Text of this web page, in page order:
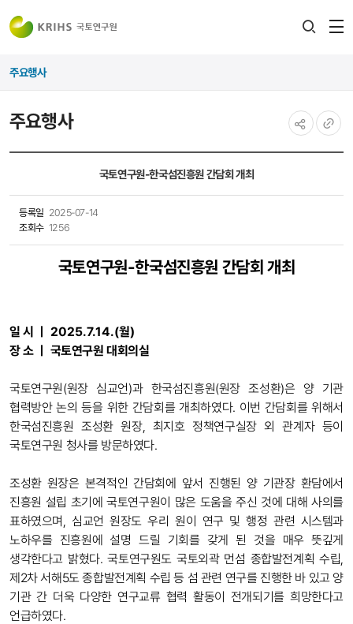
주요행사
주요행사
국토연구원-한국섬진흥원 간담회 개최
등록일 2025-07-14
조회수 1256
국토연구원-한국섬진흥원 간담회 개최
일 시 ㅣ 2025.7.14.(월)
장 소 ㅣ 국토연구원 대회의실
국토연구원(원장 심교언)과 한국섬진흥원(원장 조성환)은 양 기관
협력방안 논의 등을 위한 간담회를 개최하였다. 이번 간담회를 위해서
한국섬진흥원 조성환 원장, 최지호 정책연구실장 외 관계자 등이
국토연구원 청사를 방문하였다.
조성환 원장은 본격적인 간담회에 앞서 진행된 양 기관장 환담에서
진흥원 설립 초기에 국토연구원이 많은 도움을 주신 것에 대해 사의를
표하였으며, 심교언 원장도 우리 원이 연구 및 행정 관련 시스템과
노하우를 진흥원에 설명 드릴 기회를 갖게 된 것을 매우 뜻깊게
생각한다고 밝혔다. 국토연구원도 국토외곽 먼섬 종합발전계획 수립,
제2차 서해5도 종합발전계획 수립 등 섬 관련 연구를 진행한 바 있고 양
기관 간 더욱 다양한 연구교류 협력 활동이 전개되기를 희망한다고
언급하였다.